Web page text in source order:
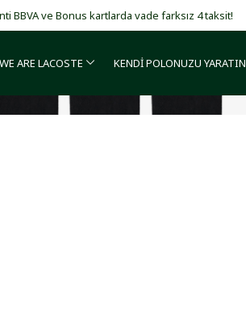
BBVA ve Bonus kartlarda vade farksız 4 taksit!
WE ARE LACOSTE KENDİ POLONUZU YARATIN